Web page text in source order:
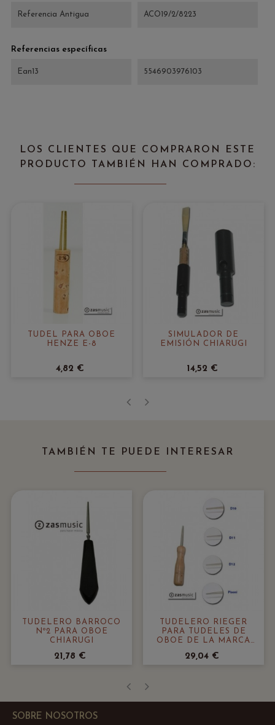
Referencia Antigua ACO19/2/8223
Referencias específicas
Ean13 5546903976103
LOS CLIENTES QUE COMPRARON ESTE
PRODUCTO TAMBIÉN HAN COMPRADO:
TUDEL PARA OBOE
HENZE E-8
4,82 €
SIMULADOR DE
EMISIÓN CHIARUGI
14,52 €
TAMBIÉN TE PUEDE INTERESAR
TUDELERO BARROCO
Nº2 PARA OBOE
CHIARUGI
21,78 €
TUDELERO RIEGER
PARA TUDELES DE
OBOE DE LA MARCA
29,04 €
SOBRE NOSOTROS